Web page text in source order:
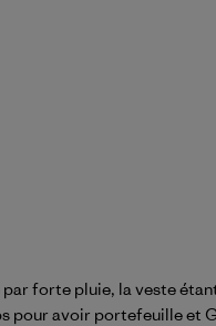
forte pluie, la veste
pour avoir portefeuille et